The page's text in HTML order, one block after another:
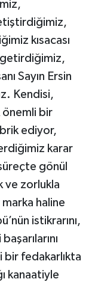
kısacası
getirdiğimiz,
Sayın Ersin
Kendisi,
önemli bir
ediyor,
karar
gönül
ve zorlukla
haline
istikrarını,
bir fedakarlıkta
kanaatiyle